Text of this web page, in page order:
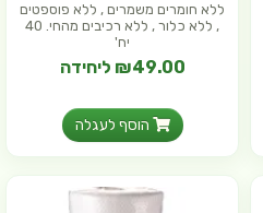
ללא חומרים משמרים , ללא פוספטים
, ללא כלור , ללא רכיבים מהחי. 40
יח'
₪49.00 ליחידה
הוסף לעגלה